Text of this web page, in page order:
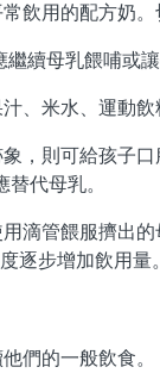
飲用的配方奶。
繼續母乳餵哺或
、米水、運動飲
，則可給孩子
代母乳。
滴管餵服擠出
逐步增加飲用量。
們的一般飲食。